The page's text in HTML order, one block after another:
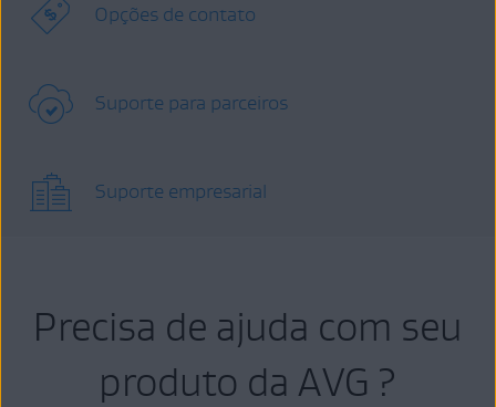
Opções de contato
Suporte para parceiros
Suporte empresarial
Precisa de ajuda com seu
produto da AVG ?